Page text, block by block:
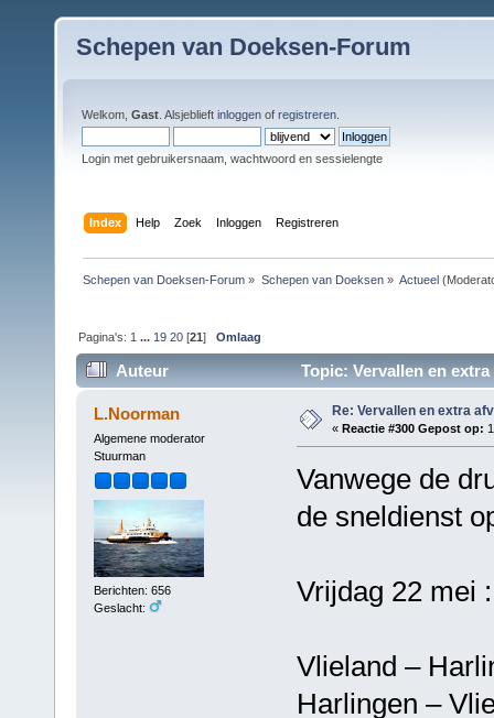
Schepen van Doeksen-Forum
Welkom, Gast . Alsjeblieft inloggen of registreren
Login met gebruikersnaam, wachtwoord en sessielengte
Index Help Zoek Inloggen Registreren
Schepen van Doeksen-Forum » Schepen van Doeksen» Actueel
Pagina's: 1 ... 19 20 [21]Omlaag
Auteur Topic: Vervallen en
L.Noorman
Algemene moderator
Stuurman
Berichten: 656
Geslacht:
Re: Vervallen en extra
« Reactie #300 Gepost op:
Vanwege de
de sneldienst
Vrijdag 22 mei :
Vlieland –
Harlingen